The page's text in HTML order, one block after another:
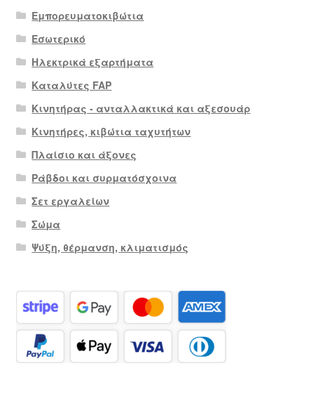
Εμπορευματοκιβώτια
Εσωτερικό
Ηλεκτρικά εξαρτήματα
Καταλύτες FAP
Κινητήρας - ανταλλακτικά και αξεσουάρ
Κινητήρες, κιβώτια ταχυτήτων
Πλαίσιο και άξονες
Ράβδοι και συρματόσχοινα
Σετ εργαλείων
Σώμα
Ψύξη, θέρμανση, κλιματισμός